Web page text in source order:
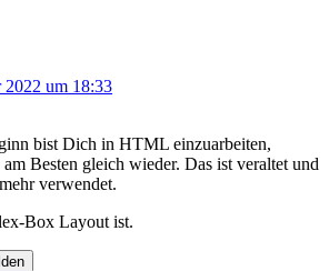
2022 um 18:33
bist Dich in HTML einzuarbeiten,
Besten gleich wieder. Das ist veraltet und
verwendet.
Box Layout ist.